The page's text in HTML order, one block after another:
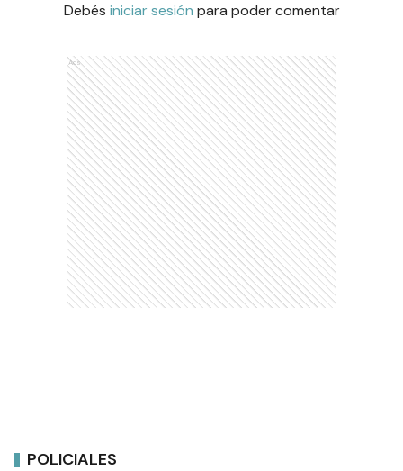
Debés iniciar sesión para poder comentar
Ads
POLICIALES